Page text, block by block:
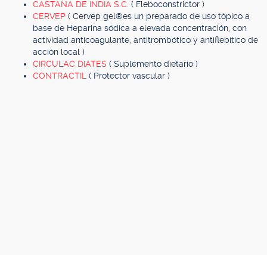
CASTAÑA DE INDIA S.C. ( Fleboconstrictor )
CERVEP ( Cervep gel®es un preparado de uso tópico a
base de Heparina sódica a elevada concentración, con
actividad anticoagulante, antitrombótico y antiflebítico de
acción local )
CIRCULAC DIATES ( Suplemento dietario )
CONTRACTIL ( Protector vascular )